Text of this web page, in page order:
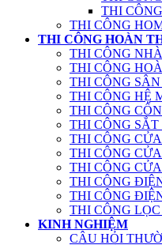
THI
THI CÔNG
THI CÔNG HOÀN
THI CÔNG
THI CÔNG
THI CÔNG
THI CÔNG HỆ
THI CÔNG
THI CÔNG
THI CÔNG
THI CÔNG
THI CÔNG
THI CÔNG
THI CÔNG
THI CÔNG
KINH NGHIỆM
CÂU HỎI